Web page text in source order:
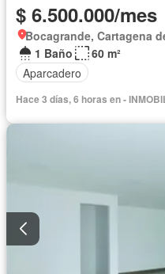
$ 6.500.000/mes
Bocagrande, Cartagena
1 Baño
60 m²
Aparcadero
Hace 3 días, 6 horas en -